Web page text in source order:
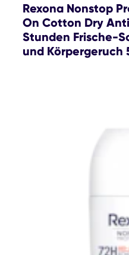
Rexona Nonstop
On Cotton Dry
Stunden Frische-
und Körpergeruch